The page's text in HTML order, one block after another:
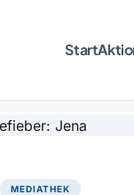
Start
MEDIATHEK